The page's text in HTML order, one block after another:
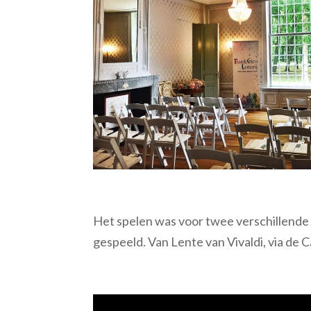
Het spelen was voor twee
gespeeld. Van Lente van Vivaldi, via de